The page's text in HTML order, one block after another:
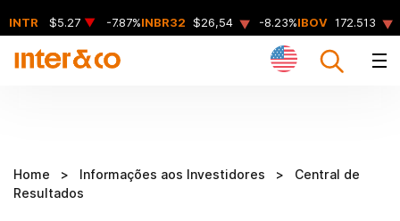
INTR $5.27 ▼ -7.87%INBR32 $26,54 ▲ -8.23%IBOV 172.513 ▲
Home > Informações aos Investidores >
Central de
Resultados